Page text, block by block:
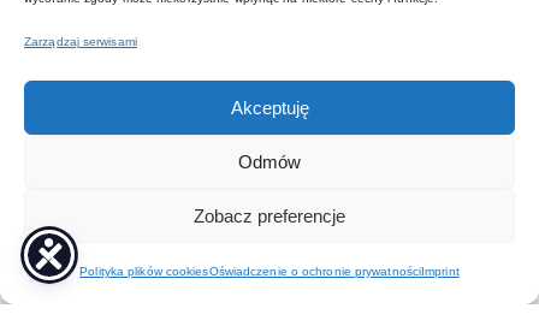
Zarządzaj serwisami
Akceptuję
Odmów
Zobacz preferencje
Polityka plików cookiesOświadczenie o ochronie prywatnościImprint
BIURO
ul. Imielińska 9
Strona główna
Polityka prywatności